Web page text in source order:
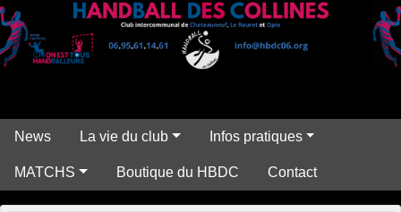
News La vie du club Infos pratiques
MATCHS Boutique du HBDC Contact
Panneau de gestion des cookies